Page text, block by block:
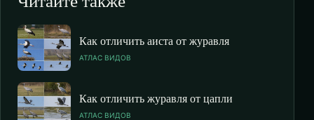
Как отличить аиста от журавля
АТЛАС ВИДОВ
Как отличить журавля от цапли
АТЛАС ВИДОВ